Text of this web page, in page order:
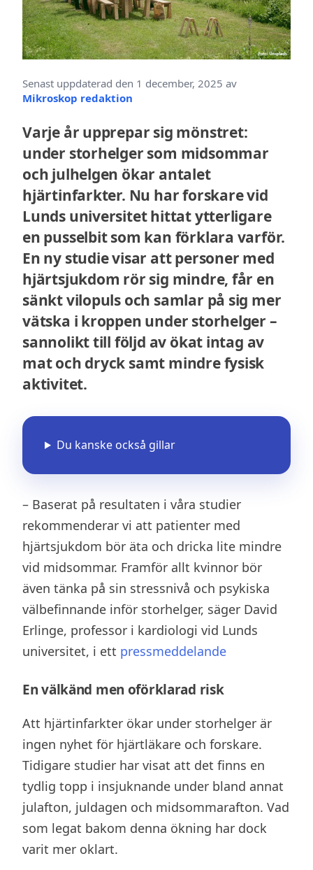
Senast uppdaterad den 1 december, 2025 av
Mikroskop redaktion
Varje år upprepar sig mönstret:
under storhelger som midsommar
och julhelgen ökar antalet
hjärtinfarkter. Nu har forskare vid
Lunds universitet hittat ytterligare
en pusselbit som kan förklara varför.
En ny studie visar att personer med
hjärtsjukdom rör sig mindre, får en
sänkt vilopuls och samlar på sig mer
vätska i kroppen under storhelger –
sannolikt till följd av ökat intag av
mat och dryck samt mindre fysisk
aktivitet.
Du kanske också gillar
– Baserat på resultaten i våra studier
rekommenderar vi att patienter med
hjärtsjukdom bör äta och dricka lite mindre
vid midsommar. Framför allt kvinnor bör
även tänka på sin stressnivå och psykiska
välbefinnande inför storhelger, säger David
Erlinge, professor i kardiologi vid Lunds
universitet, i ett pressmeddelande
En välkänd men oförklarad risk
Att hjärtinfarkter ökar under storhelger är
ingen nyhet för hjärtläkare och forskare.
Tidigare studier har visat att det finns en
tydlig topp i insjuknande under bland annat
julafton, juldagen och midsommarafton. Vad
som legat bakom denna ökning har dock
varit mer oklart.